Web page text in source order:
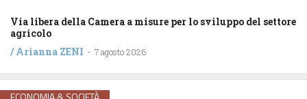
Via libera della Camera a misure per lo sviluppo del settore
agricolo
/Arianna ZENI - 7 agosto 2026